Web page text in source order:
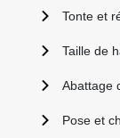
Tonte et
Taille de
Abattage
Pose et